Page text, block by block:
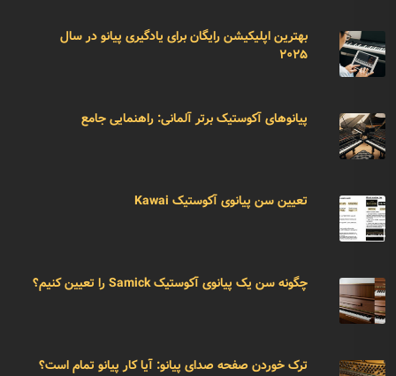
بهترین اپلیکیشن رایگان برای یادگیری پیانو در سال
۲۰۲۵
پیانوهای آکوستیک برتر آلمانی: راهنمایی جامع
تعیین سن پیانوی آکوستیک Kawai
چگونه سن یک پیانوی آکوستیک Samick را تعیین کنیم؟
ترک خوردن صفحه صدای پیانو: آیا کار پیانو تمام است؟